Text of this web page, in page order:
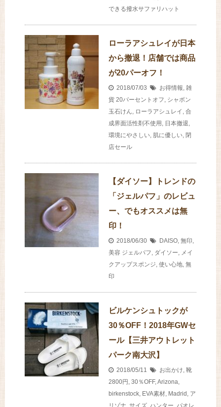
できる撥水サファリハット
ローラアシュレイが日本
から撤退！店舗では商品
が20パーオフ！
2018/07/03 お得情報, 雑
貨 20パーセントオフ, シャボン
玉石けん, ローラアシュレイ , 合
成界面活性剤不使用 , 日本撤退,
環境にやさしい, 肌に優しい, 閉
店セール
【ダイソー】トレンドの
「ジェルパフ」のレビュ
ー、でもオススメは無
印！
2018/06/30 DAISO, 無印,
美容 ジェルパフ, ダイソー, メイ
クアップスポンジ, 使い心地, 無
印
ビルケンシュトックが
30％OFF！2018年GWセ
ール【三井アウトレット
パーク南大沢】
2018/05/11 お出かけ, 靴
2800円 , 30％OFF,Arizona,
birkenstock, EVA素材, Madrid , ア